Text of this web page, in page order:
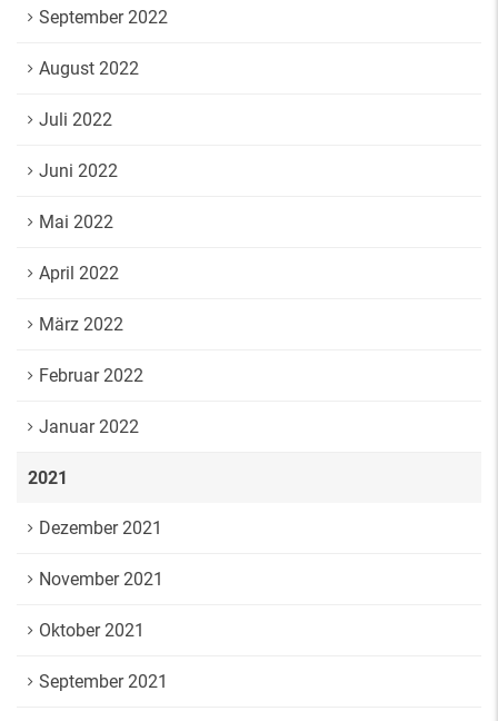
September 2022
August 2022
Juli 2022
Juni 2022
Mai 2022
April 2022
März 2022
Februar 2022
Januar 2022
2021
Dezember 2021
November 2021
Oktober 2021
September 2021